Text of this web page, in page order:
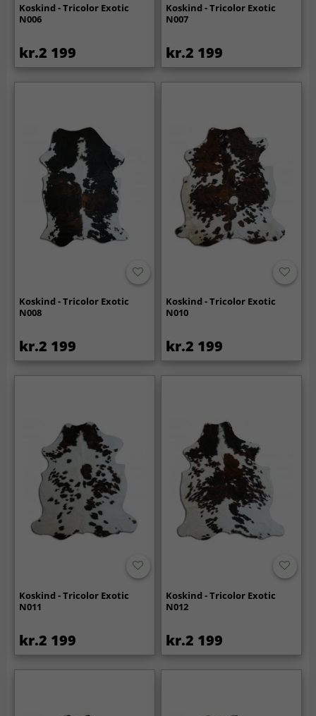
Koskind - Tricolor Exotic
N006
kr.2 199
Koskind - Tricolor Exotic
N007
kr.2 199
Koskind - Tricolor Exotic
N008
kr.2 199
Koskind - Tricolor Exotic
N010
kr.2 199
Koskind - Tricolor Exotic
N011
kr.2 199
Koskind - Tricolor Exotic
N012
kr.2 199